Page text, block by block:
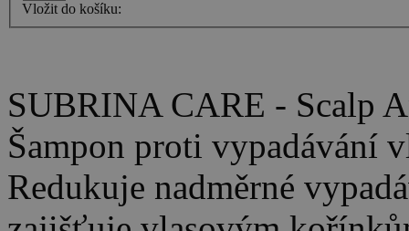
Vložit do košíku:
SUBRINA CARE - Scalp
Šampon proti vypadávání
Redukuje nadměrné